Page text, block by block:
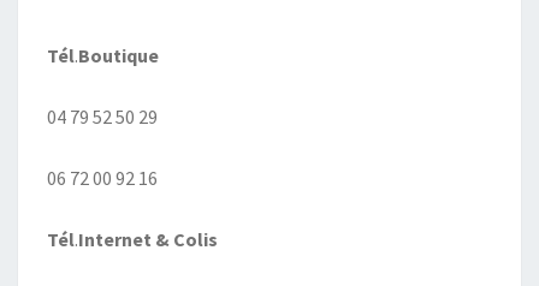
Tél.Boutique
04 79 52 50 29
06 72 00 92 16
Tél.Internet & Colis